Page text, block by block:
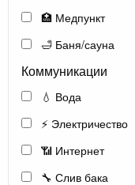
🏥 Медпункт
🛁 Баня/сауна
Коммуникации
💧 Вода
⚡ Электричество
📶 Интернет
🔧 Слив бака